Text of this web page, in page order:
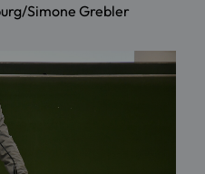
Simone Grebler